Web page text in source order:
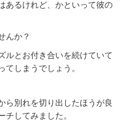
あるけれど、かといって彼の
んか？
ルとお付き合いを続けていて
てしまうでしょう。
ら別れを切り出したほうが良
チしてみました。